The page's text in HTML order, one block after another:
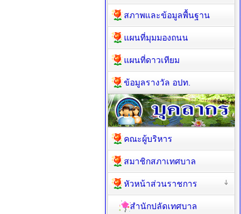
สภาพและข้อมูลพื้นฐาน
แผนที่มุมมองถนน
แผนที่ดาวเทียม
ข้อมูลรางวัล อปท.
คณะผู้บริหาร
สมาชิกสภาเทศบาล
หัวหน้าส่วนราชการ
สำนักปลัดเทศบาล